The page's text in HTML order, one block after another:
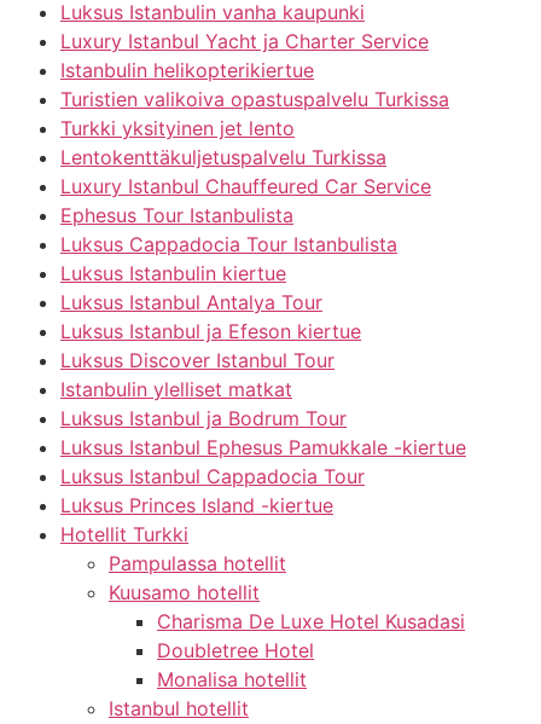
Luksus Istanbulin vanha kaupunki
Luxury Istanbul Yacht ja Charter Service
Istanbulin helikopterikiertue
Turistien valikoiva opastuspalvelu Turkissa
Turkki yksityinen jet lento
Lentokenttäkuljetuspalvelu Turkissa
Luxury Istanbul Chauffeured Car Service
Ephesus Tour Istanbulista
Luksus Cappadocia Tour Istanbulista
Luksus Istanbulin kiertue
Luksus Istanbul Antalya Tour
Luksus Istanbul ja Efeson kiertue
Luksus Discover Istanbul Tour
Istanbulin ylelliset matkat
Luksus Istanbul ja Bodrum Tour
Luksus Istanbul Ephesus Pamukkale -kiertue
Luksus Istanbul Cappadocia Tour
Luksus Princes Island -kiertue
Hotellit Turkki
Pampulassa hotellit
Kuusamo hotellit
Charisma De Luxe Hotel Kusadasi
Doubletree Hotel
Monalisa hotellit
Istanbul hotellit